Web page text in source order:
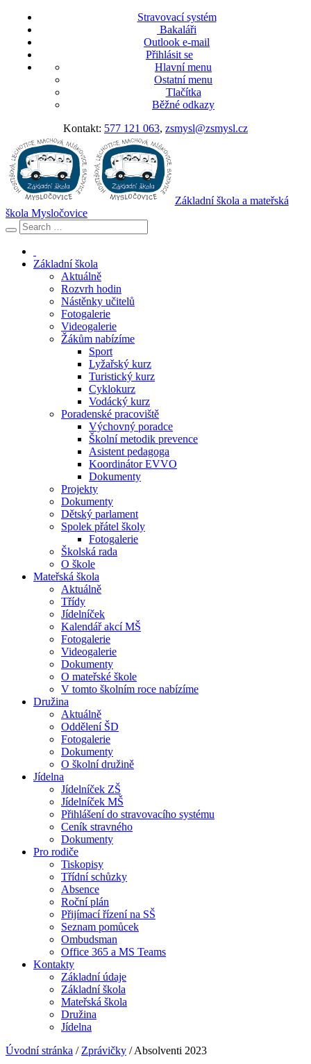
Stravovací systém
Bakaláři
Outlook e-mail
Přihlásit se
Hlavní menu
Ostatní menu
Tlačítka
Běžné odkazy
Kontakt: 577 121 063, zsmysl@zsmysl.cz
Základní škola a mateřská
škola Mysločovice
Základní škola
Aktuálně
Rozvrh hodin
Nástěnky učitelů
Fotogalerie
Videogalerie
Žákům nabízíme
Sport
Lyžařský kurz
Turistický kurz
Cyklokurz
Vodácký kurz
Poradenské pracoviště
Výchovný poradce
Školní metodik prevence
Asistent pedagoga
Koordinátor EVVO
Dokumenty
Projekty
Dokumenty
Dětský parlament
Spolek přátel školy
Fotogalerie
Školská rada
O škole
Mateřská škola
Aktuálně
Třídy
Jídelníček
Kalendář akcí MŠ
Fotogalerie
Videogalerie
Dokumenty
O mateřské škole
V tomto školním roce nabízíme
Družina
Aktuálně
Oddělení ŠD
Fotogalerie
Dokumenty
O školní družině
Jídelna
Jídelníček ZŠ
Jídelníček MŠ
Přihlášení do stravovacího systému
Ceník stravného
Dokumenty
Pro rodiče
Tiskopisy
Třídní schůzky
Absence
Roční plán
Přijímací řízení na SŠ
Seznam pomůcek
Ombudsman
Office 365 a MS Teams
Kontakty
Základní údaje
Základní škola
Mateřská škola
Družina
Jídelna
Úvodní stránka / Zprávičky /Absolventi 2023